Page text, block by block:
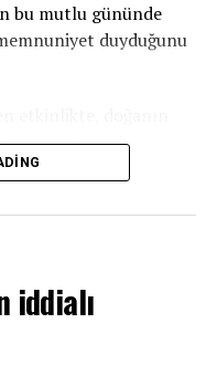
bu mutlu gününde
duyduğunu
keyifli anlar yaşadı.
süslemeler eşliğinde
kalmadı, misafirler
saatlerine kadar
iddialı